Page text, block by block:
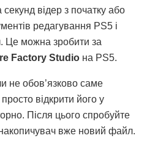
секунд відер з початку або
редагування PS5 і
Це можна зробити за
Factory Studio на PS5.
не обов’язково саме
відкрити його у
Після цього спробуйте
вже новий файл.